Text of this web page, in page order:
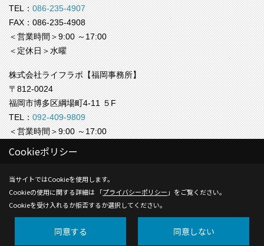
TEL：086-235-4907
FAX：086-235-4908
＜営業時間＞9:00 ～17:00
＜定休日＞水曜
株式会社ライフラボ【福岡事務所】
〒812-0024
福岡市博多区綱場町4-11 ５F
TEL：092-409-9809
＜営業時間＞9:00 ～17:00
＜定休日＞水曜
Copyright (c) Life-labo. All Rights Reserved.
Produced byゴデスクリエイト
Cookieポリシー
当サイトではCookieを使用します。
Cookieの使用に関する詳細は 「プライバシーポリシー 」をご覧ください。
Cookieを受け入れるか拒否するか選択してください。
同意する 同意しない